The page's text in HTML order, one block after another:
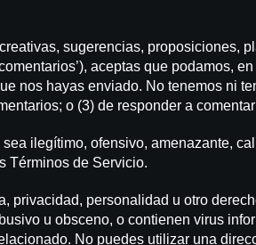
sugerencias, proposiciones,
aceptas que podamos,
nos hayas enviado. No tenemos ni
o (3) de responder a
ilegítimo, ofensivo, amenazante,
Términos de Servicio.
privacidad, personalidad u otro
u obsceno, o contienen virus
No puedes utilizar una